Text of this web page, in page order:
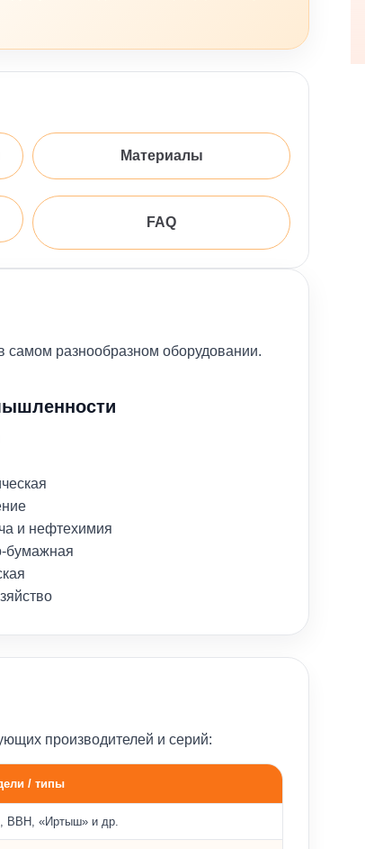
Материалы
FAQ
самом разнообразном оборудовании.
и нефтехимия
бумажная
производителей и серий:
/ типы
«Иртыш» и др.